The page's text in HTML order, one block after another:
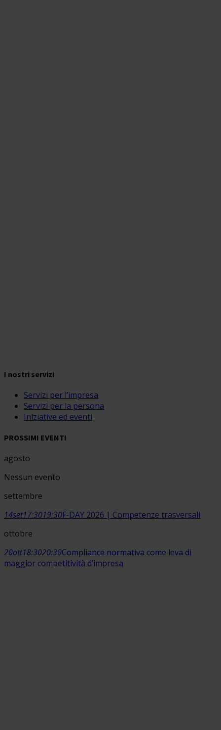
I nostri servizi
Servizi per l’impresa
Servizi per la persona
Iniziative ed eventi
PROSSIMI EVENTI
agosto
Nessun evento
settembre
14set17:3019:30F-DAY 2026 | Competenze trasversali
ottobre
20ott18:3020:30Compliance normativa come leva di
maggior competitività d’impresa